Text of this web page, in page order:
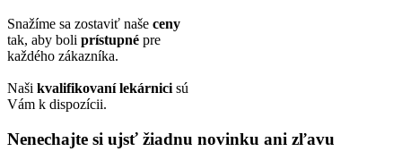
Snažíme sa zostaviť naše ceny
tak, aby boli prístupné pre
každého zákazníka.
Naši kvalifikovaní lekárnici sú
Vám k dispozícii.
Nenechajte si ujsť žiadnu novinku ani zľavu